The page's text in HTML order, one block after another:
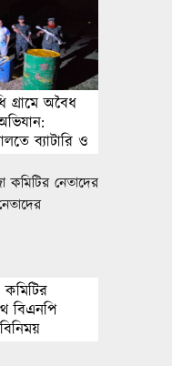
সচিবালয়ে
খাঁন
ক্রীড়া
নেই
গ্রামে অবৈধ
ব্যাটারি ও
কমিটির
বিএনপি